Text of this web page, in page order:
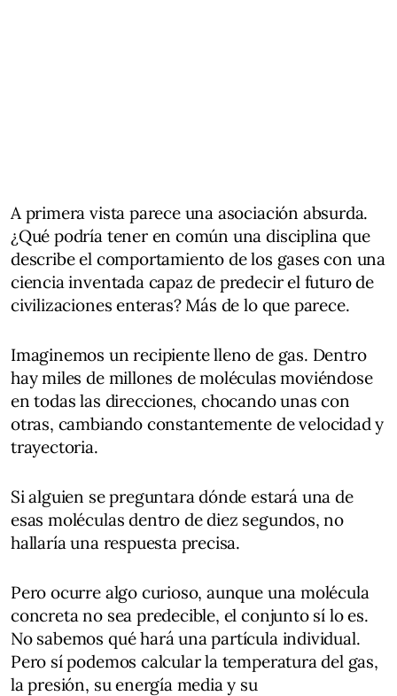
A primera vista parece una asociación absurda.
¿Qué podría tener en común una disciplina que
describe el comportamiento de los gases con una
ciencia inventada capaz de predecir el futuro de
civilizaciones enteras? Más de lo que parece.
Imaginemos un recipiente lleno de gas. Dentro
hay miles de millones de moléculas moviéndose
en todas las direcciones, chocando unas con
otras, cambiando constantemente de velocidad y
trayectoria.
Si alguien se preguntara dónde estará una de
esas moléculas dentro de diez segundos, no
hallaría una respuesta precisa.
Pero ocurre algo curioso, aunque una molécula
concreta no sea predecible, el conjunto sí lo es.
No sabemos qué hará una partícula individual.
Pero sí podemos calcular la temperatura del gas,
la presión, su energía media y su